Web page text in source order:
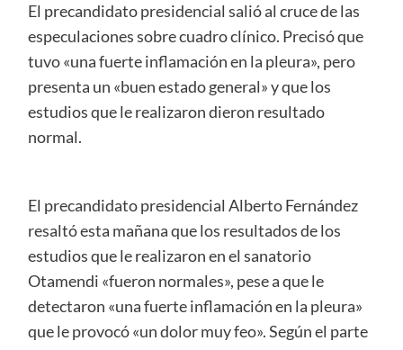
El precandidato presidencial salió al cruce de las
especulaciones sobre cuadro clínico. Precisó que
tuvo «una fuerte inflamación en la pleura», pero
presenta un «buen estado general» y que los
estudios que le realizaron dieron resultado
normal.
El precandidato presidencial Alberto Fernández
resaltó esta mañana que los resultados de los
estudios que le realizaron en el sanatorio
Otamendi «fueron normales», pese a que le
detectaron «una fuerte inflamación en la pleura»
que le provocó «un dolor muy feo». Según el parte